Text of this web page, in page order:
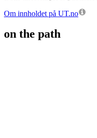
Om innholdet på UT.no
on the path